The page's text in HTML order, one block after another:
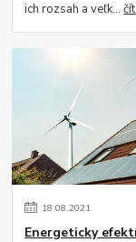
ich rozsah a veľk...
18.08.2021
Energeticky